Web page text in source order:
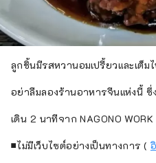
ลูกชิ้นมีรสหวานอมเปรี้ยวและเต็
อย่าลืมลองร้านอาหารจีนแห่งนี้
เดิน 2 นาทีจาก NAGONO
■ไม่มีเว็บไซต์อย่างเป็นทางการ (